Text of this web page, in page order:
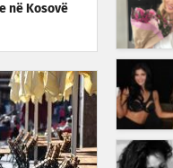
në Kosovë